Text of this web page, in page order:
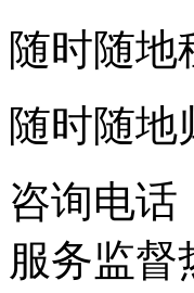
随时随地
随时随地
咨询电话
服务监督